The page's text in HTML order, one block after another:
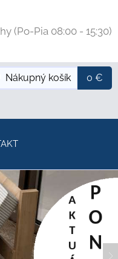
(Po-Pia 08:00 - 15:30)
Nákupný košík 0 €